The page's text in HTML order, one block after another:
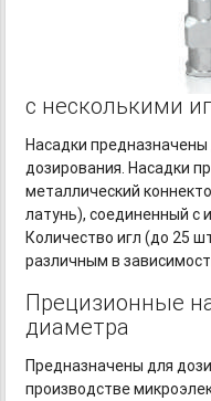
с несколькими
Насадки
дозирования. Насадки
металлический
латунь), соединенный с
Количество игл (до 25
различным в
Прецизионные
диаметра
Предназначены для
производстве